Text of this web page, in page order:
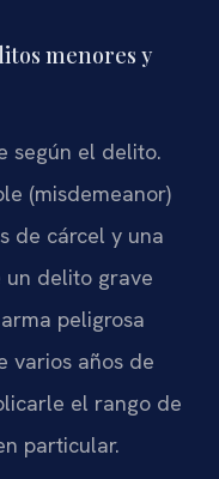
menores y
según el delito.
(misdemeanor)
de cárcel y una
un delito grave
peligrosa
varios años de
el rango de
particular.